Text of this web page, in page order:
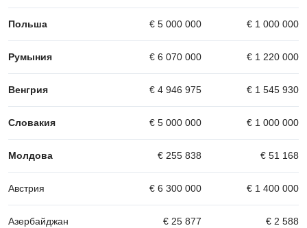
Польша € 5 000 000 € 1 000 000
Румыния € 6 070 000 € 1 220 000
Венгрия € 4 946 975 € 1 545 930
Словакия € 5 000 000 € 1 000 000
Молдова € 255 838 € 51 168
Австрия € 6 300 000 € 1 400 000
Азербайджан € 25 877 € 2 588